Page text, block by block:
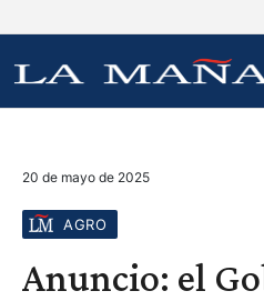
20 de mayo de 2025
AGRO
Anuncio: el